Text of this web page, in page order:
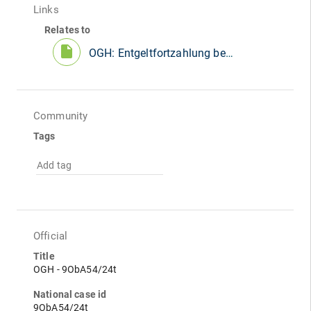
Links
Relates to
insert_drive_file OGH: Entgeltfortzahlung bei Beendigung des Arbeitsverhältnisses
Community
Tags
Add tag
Official
Title
OGH - 9ObA54/24t
National case id
9ObA54/24t